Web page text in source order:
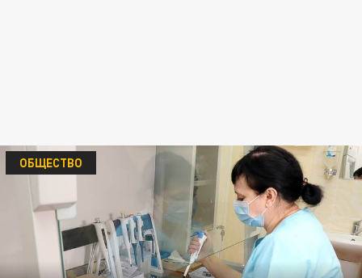
ОБЩЕСТВО